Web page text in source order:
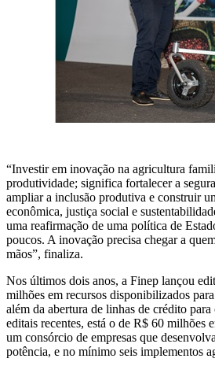
“Investir em inovação na agricultura
produtividade; significa fortalecer a
ampliar a inclusão produtiva e construir
econômica, justiça social e
uma reafirmação de uma política de
poucos. A inovação precisa chegar a
mãos”, finaliza.
Nos últimos dois anos, a Finep lançou
milhões em recursos disponibilizados
além da abertura de linhas de crédito
editais recentes, está o de R$ 60
um consórcio de empresas que
potência, e no mínimo seis implementos